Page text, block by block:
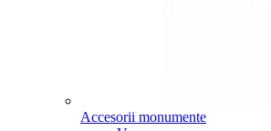
Accesorii monumente